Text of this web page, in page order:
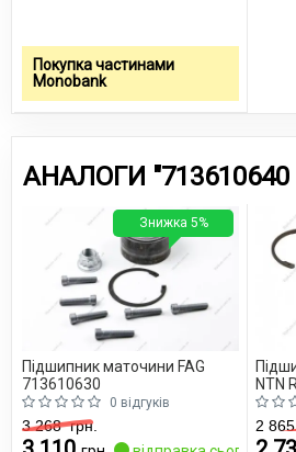
Покупка частинами
Monobank
АНАЛОГИ "713610640
Підшипник маточини FAG
713610630
0 відгуків
3 268грн.
Знижка 5%
NTN
2